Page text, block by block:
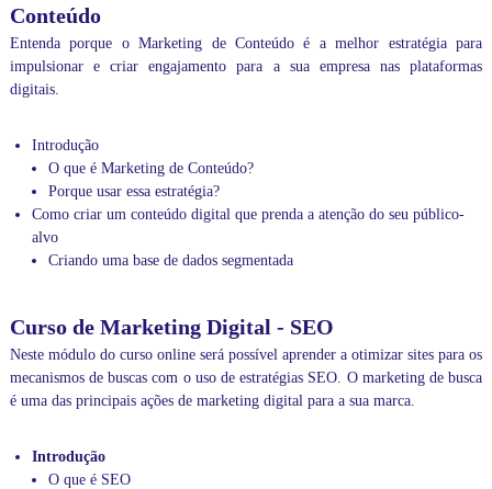
Conteúdo
Entenda porque o Marketing de Conteúdo é a melhor estratégia para
impulsionar e criar engajamento para a sua empresa nas plataformas
digitais.
Introdução
O que é Marketing de Conteúdo?
Porque usar essa estratégia?
Como criar um conteúdo digital que prenda a atenção do seu público-
alvo
Criando uma base de dados segmentada
Curso de Marketing Digital - SEO
Neste módulo do curso online será possível aprender a otimizar sites para os
mecanismos de buscas com o uso de estratégias SEO. O marketing de busca
é uma das principais ações de marketing digital para a sua marca.
Introdução
O que é SEO